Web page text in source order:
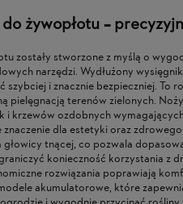
żywopłotu –
zostały stworzone z myślą o
narzędzi. Wydłużony
i znacznie bezpieczniej. To
pielęgnacją terenów zielonych.
i krzewów ozdobnych
dla estetyki oraz
tnącej, co pozwala
konieczność korzystania z
rozwiązania poprawiają
akumulatorowe, które